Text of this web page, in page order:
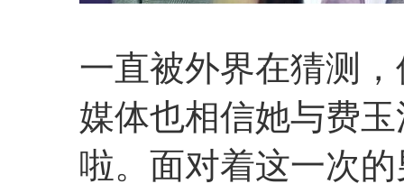
一直被外界在猜测
媒体也相信她与费
啦。面对着这一次